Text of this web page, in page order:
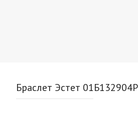
Браслет Эстет